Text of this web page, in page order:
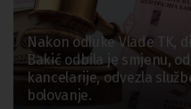
Nakon odluke Vlade TK,
Bakić odbila je smjenu,
kancelarije, odvezla
bolovanje.